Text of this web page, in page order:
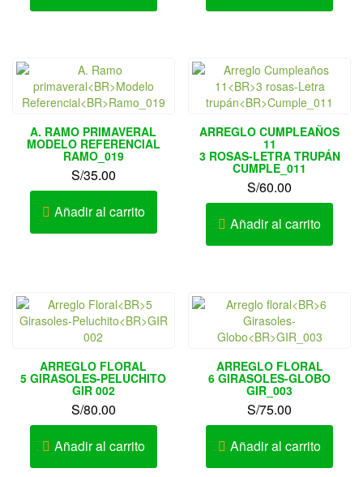
A. RAMO PRIMAVERAL
MODELO REFERENCIAL
RAMO_019
S/35.00
Añadir al carrito
ARREGLO CUMPLEAÑOS
11
3 ROSAS-LETRA TRUPÁN
CUMPLE_011
S/60.00
Añadir al carrito
ARREGLO FLORAL
5 GIRASOLES-PELUCHITO
GIR 002
S/80.00
Añadir al carrito
ARREGLO FLORAL
6 GIRASOLES-GLOBO
GIR_003
S/75.00
Añadir al carrito